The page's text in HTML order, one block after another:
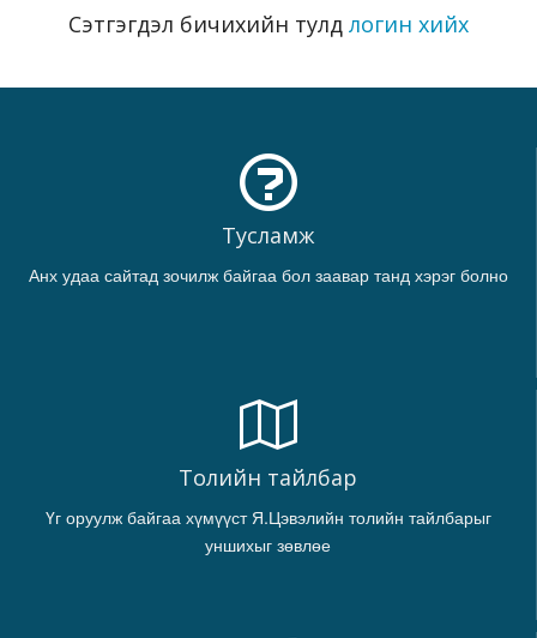
Сэтгэгдэл бичихийн тулд логин хийх
Тусламж
Анх удаа сайтад зочилж байгаа бол заавар танд хэрэг болно
Толийн тайлбар
Үг оруулж байгаа хүмүүст Я.Цэвэлийн толийн тайлбарыг
уншихыг зөвлөе